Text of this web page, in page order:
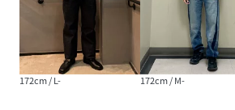
性別タイプ メンズ
原産国 -
172cm / L- 172cm / M-